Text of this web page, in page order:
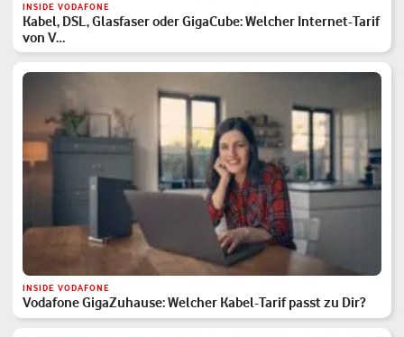
INSIDE VODAFONE
Kabel, DSL, Glasfaser oder GigaCube: Welcher Internet-Tarif
von V…
INSIDE VODAFONE
Vodafone GigaZuhause: Welcher Kabel-Tarif passt zu Dir?